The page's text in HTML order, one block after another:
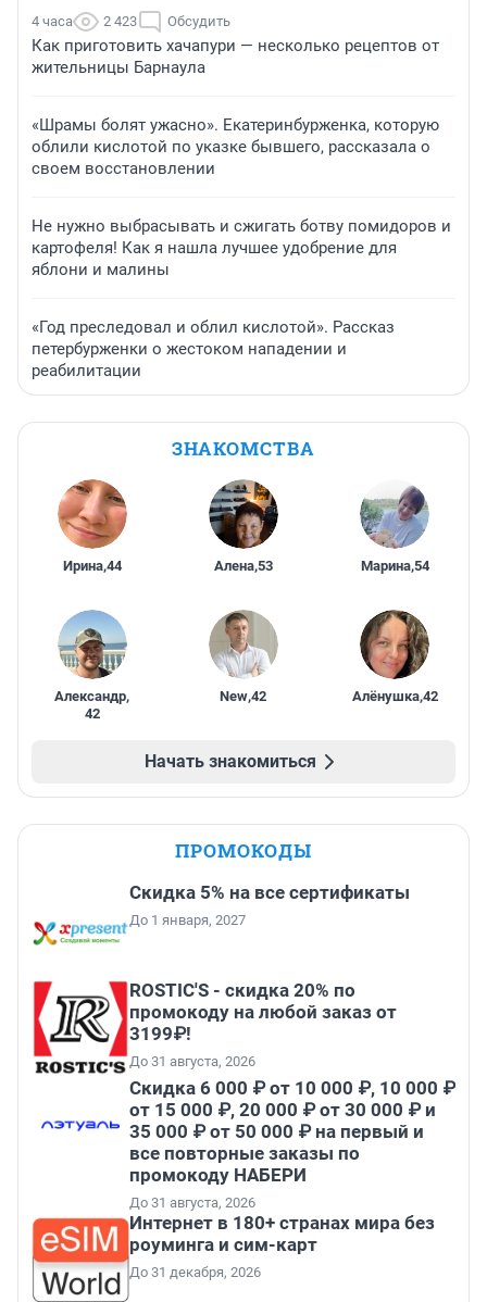
4 часа 2 423 Обсудить
Как приготовить хачапури — несколько рецептов от
жительницы Барнаула
«Шрамы болят ужасно». Екатеринбурженка, которую
облили кислотой по указке бывшего, рассказала о
своем восстановлении
Не нужно выбрасывать и сжигать ботву помидоров и
картофеля! Как я нашла лучшее удобрение для
яблони и малины
«Год преследовал и облил кислотой». Рассказ
петербурженки о жестоком нападении и
реабилитации
ЗНАКОМСТВА
Ирина,44 Алена,53 Марина,54
Александр,
42
New,42 Алёнушка,42
Начать знакомиться
ПРОМОКОДЫ
Скидка 5% на все сертификаты
До 1 января, 2027
ROSTIC'S - скидка 20% по
промокоду на любой заказ от
3199₽!
До 31 августа, 2026
Скидка 6 000 ₽ от 10 000 ₽, 10 000 ₽
от 15 000 ₽, 20 000 ₽ от 30 000 ₽ и
35 000 ₽ от 50 000 ₽ на первый и
все повторные заказы по
промокоду НАБЕРИ
До 31 августа, 2026
Интернет в 180+ странах мира без
роуминга и сим-карт
До 31 декабря, 2026